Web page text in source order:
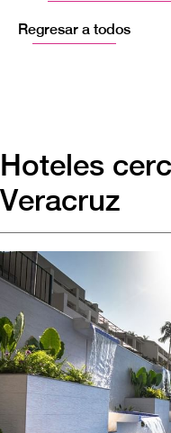
Regresar a todos
Hoteles
Veracruz